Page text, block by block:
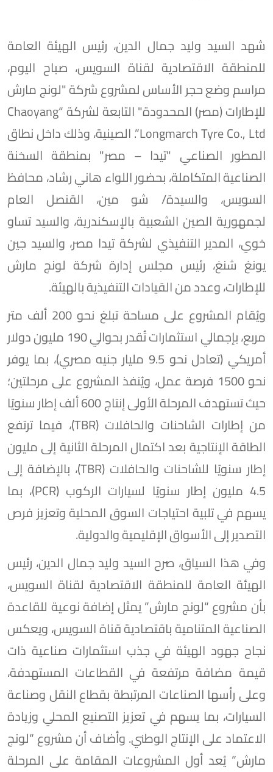
شهد السيد وليد جمال الدين، رئيس الهيئة العامة
للمنطقة الاقتصادية لقناة السويس، صباح اليوم،
مراسم وضع حجر الأساس لمشروع شركة "لونج مارش
للإطارات (مصر) المحدودة" التابعة لشركة “Chaoyang
Longmarch Tyre Co., Ltd”. الصينية، وذلك داخل نطاق
المطور الصناعي "تيدا – مصر" بمنطقة السخنة
الصناعية المتكاملة، بحضور اللواء هاني رشاد، محافظ
السويس، والسيدة/ شو مين، القنصل العام
لجمهورية الصين الشعبية بالإسكندرية، والسيد تساو
خوي، المدير التنفيذي لشركة تيدا مصر، والسيد جين
يونغ شنغ، رئيس مجلس إدارة شركة لونج مارش
للإطارات، وعدد من القيادات التنفيذية بالهيئة.
ويُقام المشروع على مساحة تبلغ نحو 200 ألف متر
مربع، بإجمالي استثمارات تُقدر بحوالي 190 مليون دولار
أمريكي (تعادل نحو 9.5 مليار جنيه مصري)، بما يوفر
نحو 1500 فرصة عمل، ويُنفذ المشروع على مرحلتين؛
حيث تستهدف المرحلة الأولى إنتاج 600 ألف إطار سنويًا
من إطارات الشاحنات والحافلات (TBR)، فيما ترتفع
الطاقة الإنتاجية بعد اكتمال المرحلة الثانية إلى مليون
إطار سنويًا للشاحنات والحافلات (TBR)، بالإضافة إلى
4.5 مليون إطار سنويًا لسيارات الركوب (PCR)، بما
يسهم في تلبية احتياجات السوق المحلية وتعزيز فرص
التصدير إلى الأسواق الإقليمية والدولية.
وفي هذا السياق، صرح السيد وليد جمال الدين، رئيس
الهيئة العامة للمنطقة الاقتصادية لقناة السويس،
بأن مشروع “لونج مارش” يمثل إضافة نوعية للقاعدة
الصناعية المتنامية باقتصادية قناة السويس، ويعكس
نجاح جهود الهيئة في جذب استثمارات صناعية ذات
قيمة مضافة مرتفعة في القطاعات المستهدفة،
وعلى رأسها الصناعات المرتبطة بقطاع النقل وصناعة
السيارات، بما يسهم في تعزيز التصنيع المحلي وزيادة
الاعتماد على الإنتاج الوطني. وأضاف أن مشروع “لونج
مارش” يُعد أول المشروعات المقامة على المرحلة